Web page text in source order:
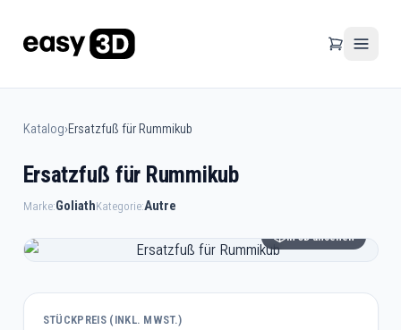
Katalog›Ersatzfuß für Rummikub
Ersatzfuß für Rummikub
Marke:GoliathKategorie:Autre
In 3D ansehen
STÜCKPREIS (INKL. MWST.)